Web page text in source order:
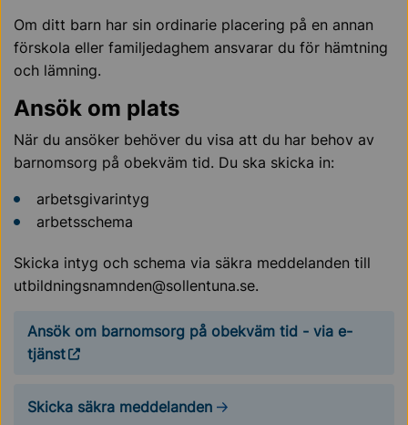
Om ditt barn har sin ordinarie placering på en annan
förskola eller familjedaghem ansvarar du för hämtning
och lämning.
Ansök om plats
När du ansöker behöver du visa att du har behov av
barnomsorg på obekväm tid. Du ska skicka in:
arbetsgivarintyg
arbetsschema
Skicka intyg och schema via säkra meddelanden till
utbildningsnamnden@sollentuna.se.
Ansök om barnomsorg på obekväm tid - via e-
tjänst
Skicka säkra meddelanden